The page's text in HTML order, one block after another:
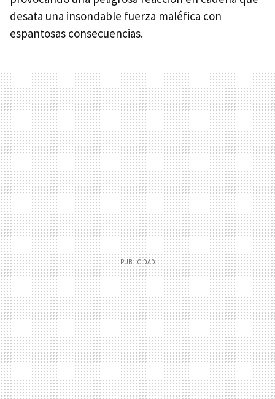
desata una insondable fuerza maléfica con
espantosas consecuencias.